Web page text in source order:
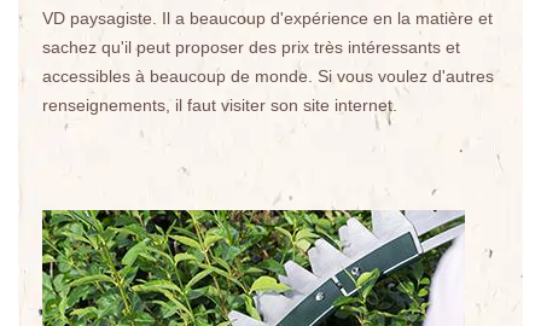
VD paysagiste. Il a beaucoup d'expérience en la matière et
sachez qu'il peut proposer des prix très intéressants et
accessibles à beaucoup de monde. Si vous voulez d'autres
renseignements, il faut visiter son site internet.